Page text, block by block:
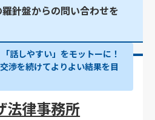
針盤からの問い合わせを
話しやすい」をモットーに！
渉を続けてよりよい結果を目
法律事務所